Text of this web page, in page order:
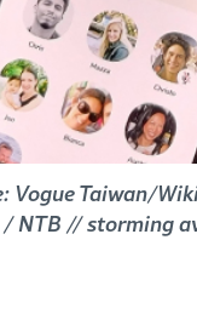
Vogue Taiwan/
NTB // storming